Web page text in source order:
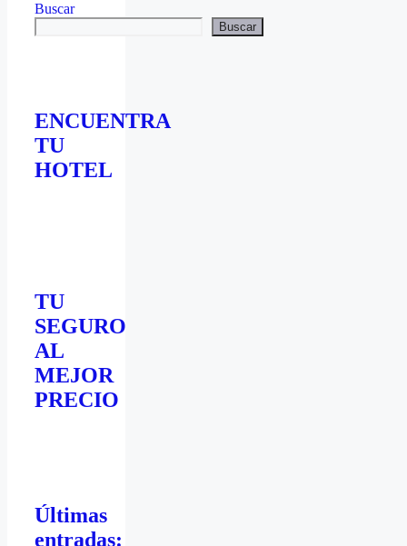
Buscar
Buscar
ENCUENTRA
TU
HOTEL
TU
SEGURO
AL
MEJOR
PRECIO
Últimas
entradas: